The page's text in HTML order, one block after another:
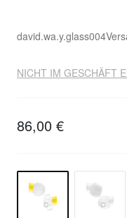
david.wa.y.glass004
NICHT IM GESCHÄFT
86,00 €